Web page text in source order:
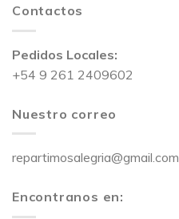
Contactos
Pedidos Locales:
+54 9 261 2409602
Nuestro correo
repartimosalegria@gmail.com
Encontranos en: